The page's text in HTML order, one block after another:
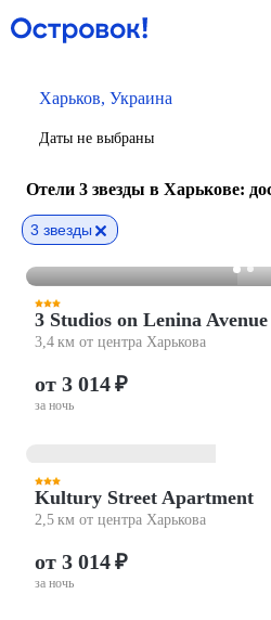
Харьков, Украина
Даты не выбраны
Отели 3 звезды в Харькове:
3 звезды
3 Studios on Lenina Avenue
3,4 км от центра Харькова
от 3 014 ₽
за ночь
Kultury Street Apartment
2,5 км от центра Харькова
от 3 014 ₽
за ночь